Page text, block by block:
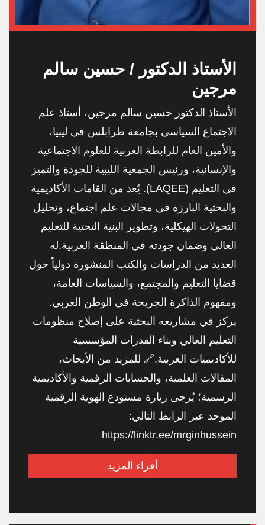
الأستاذ الدكتور / حسين سالم
مرجين
الأستاذ الدكتور حسين سالم مرجين، أستاذ علم
الاجتماع السياسي بجامعة طرابلس في ليبيا،
والأمين العام للرابطة العربية للعلوم الاجتماعية
والإنسانية، ورئيس الجمعية الليبية للجودة والتميز
في التعليم (LAQEE). يُعد من القامات الأكاديمية
والبحثية البارزة في مجالات علم اجتماع، وتحليل
التحولات الهيكلية، وتطوير البنية التحتية للتعليم
العالي وضمان جودته في المنطقة العربية.له
العديد من الدراسات والكتب المنشورة دولياً حول
قضايا التعليم والمجتمع، والسياسات العامة،
ومفهوم الذاكرة الجريحة في الوطن العربي.
يركز في مشاريعه البحثية على إصلاح منظومات
التعليم العالي وبناء القدرات المؤسسية
للأكاديميات العربية.🔗 للمزيد من الأبحاث،
المقالات العلمية، والحسابات الرقمية والأكاديمية
الرسمية؛ يُرجى زيارة مستودع الهوية الرقمية
الموحد عبر الرابط التالي:
https://linktr.ee/mrginhussein
أقراء المزيد